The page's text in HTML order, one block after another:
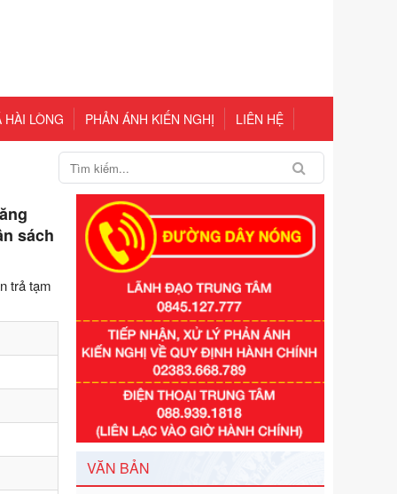
HÀI LÒNG PHẢN ÁNH KIẾN NGHỊ LIÊN HỆ
sách
trả tạm
VĂN BẢN
Số kí hiệu:351/2025/NĐ-CP
Tên: Nghị định số 351/2025/NĐ-CP
của Chính phủ: Quy định chuẩn
nghèo đa chiều quốc gia giai đoạn
2026 - 2030
Ngày ban hành: 29/12/2026